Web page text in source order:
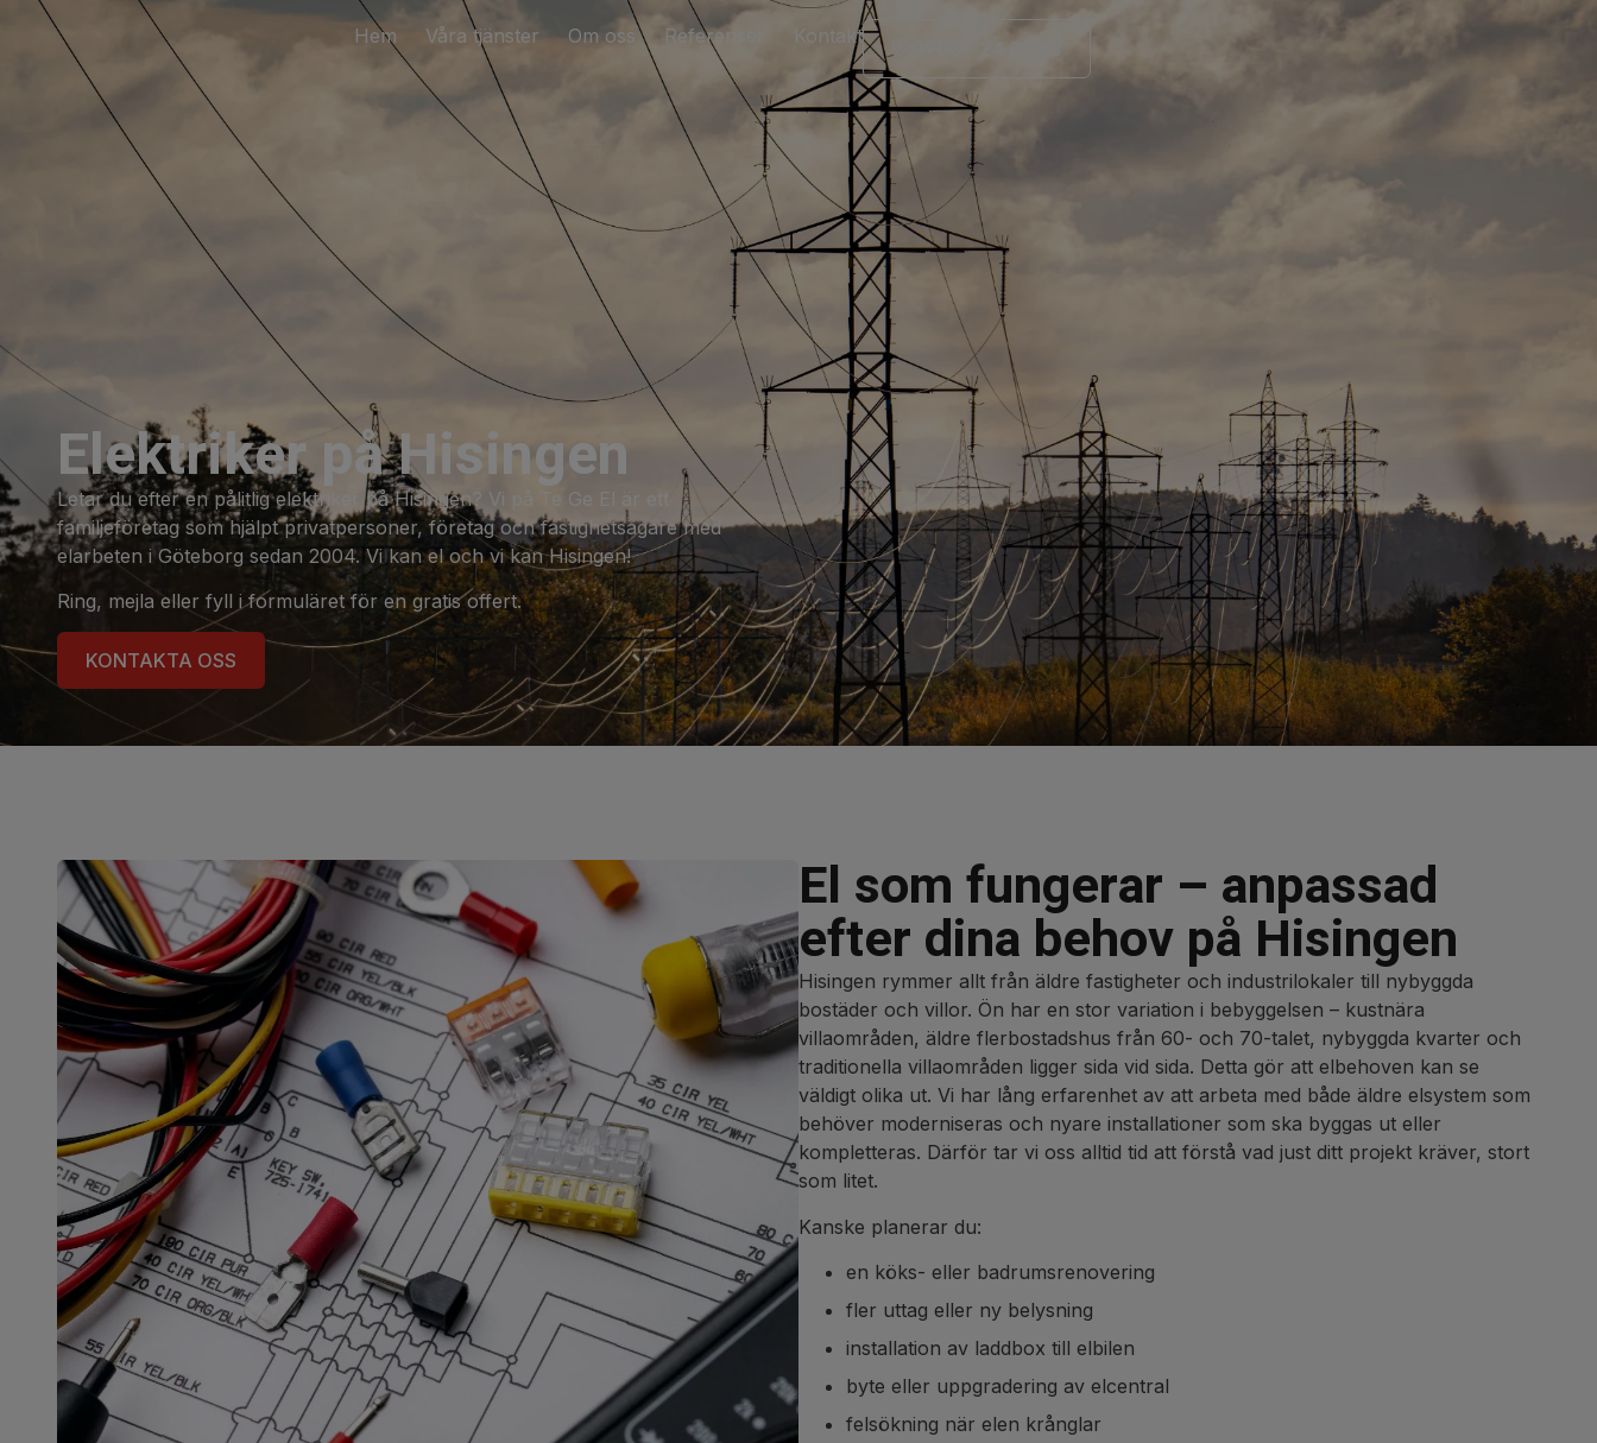
Hem Våra tjänster Om oss Referenser Kontakt
Elektriker på Hisingen
Letar du efter en pålitlig elektriker på Hisingen? Vi på Te Ge El är ett
familjeföretag som hjälpt privatpersoner, företag och fastighetsägare med
elarbeten i Göteborg sedan 2004. Vi kan el och vi kan Hisingen!
Ring, mejla eller fyll i formuläret för en gratis offert.
KONTAKTA OSS
El som fungerar – anpassad
efter dina behov på Hisingen
Hisingen rymmer allt från äldre fastigheter och industrilokaler till nybyggda
bostäder och villor. Ön har en stor variation i bebyggelsen – kustnära
villaområden, äldre flerbostadshus från 60- och 70-talet, nybyggda kvarter och
traditionella villaområden ligger sida vid sida. Detta gör att elbehoven kan se
väldigt olika ut. Vi har lång erfarenhet av att arbeta med både äldre elsystem som
behöver moderniseras och nyare installationer som ska byggas ut eller
kompletteras. Därför tar vi oss alltid tid att förstå vad just ditt projekt kräver, stort
som litet.
Kanske planerar du:
en köks- eller badrumsrenovering
fler uttag eller ny belysning
installation av laddbox till elbilen
byte eller uppgradering av elcentral
felsökning när elen krånglar